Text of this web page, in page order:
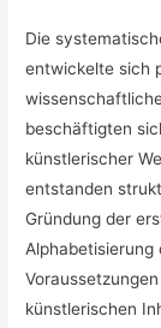
Die
entwickelte sich
beschäftigten
künstlerischer
entstanden
Gründung der
künstlerischen